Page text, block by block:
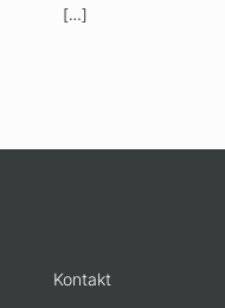
[…]
Kontakt